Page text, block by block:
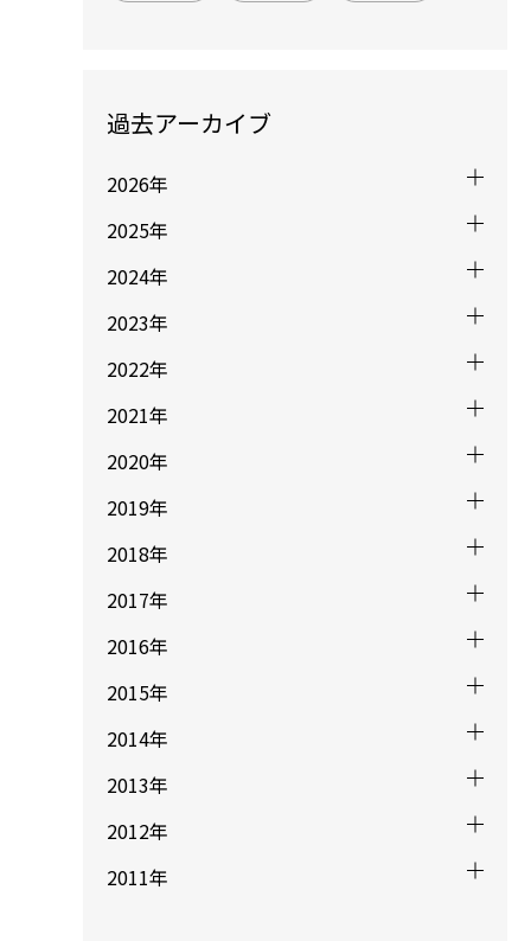
過去アーカイブ
2026年
2025年
2024年
2023年
2022年
2021年
2020年
2019年
2018年
2017年
2016年
2015年
2014年
2013年
2012年
2011年